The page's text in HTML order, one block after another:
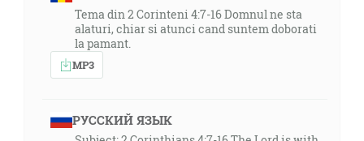
Tema din 2 Corinteni 4:7-16 Domnul ne sta
alaturi, chiar si atunci cand suntem doborati
la pamant.
MP3
РУССКИЙ ЯЗЫК